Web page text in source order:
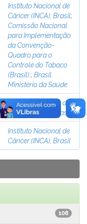
Instituto Nacional de
Câncer (INCA), Brasil;
Comissão Nacional
para Implementação
da Convenção-
Quadro para o
Controle do Tabaco
(Brasil).;Brasil.
Ministério da Saúde
Instituto Nacional de
Câncer (INCA), Brasil
Instituto Nacional de
Câncer (INCA), Brasil
108